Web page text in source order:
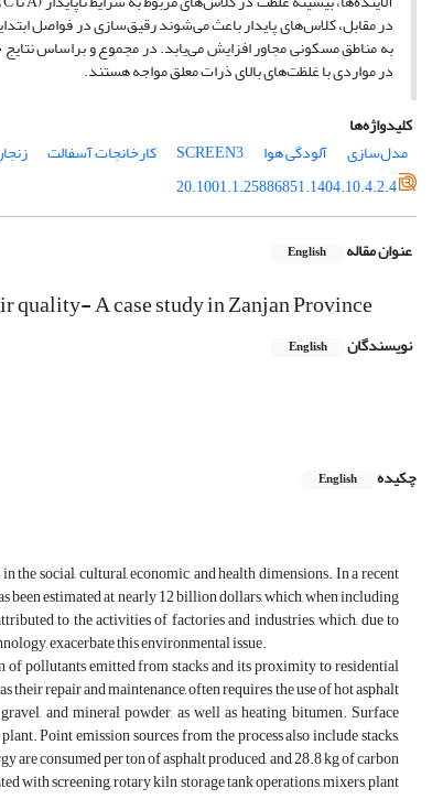
در مقابل، کلاس‌های پایدار باعث می‌شوند رقیق‌سازی در فواصل
به مناطق مسکونی مجاور افزایش می‌یابد. در مجموع و براساس
در مواردی با غلظت‌های بالای ذرات معلق مواجه هستند.
کلیدواژه‌ها
مدل‌سازی
آلودگی هوا SCREEN3 کارخانجات آسفالت
20.1001.1.25886851.1404.10.4.2.4
عنوان مقاله English
quality- A case study in Zanjan Province
نویسندگان English
چکیده
English
the social, cultural, economic, and health dimensions. In a recent
been estimated at nearly 12 billion dollars, which, when including
to the activities of factories and industries, which, due to
exacerbate this environmental issue.
pollutants emitted from stacks and its proximity to residential
repair and maintenance, often requires the use of hot asphalt
and mineral powder, as well as heating bitumen. Surface
Point emission sources from the process also include stacks,
consumed per ton of asphalt produced, and 28.8 kg of carbon
with screening, rotary kiln storage tank operations, mixers, plant